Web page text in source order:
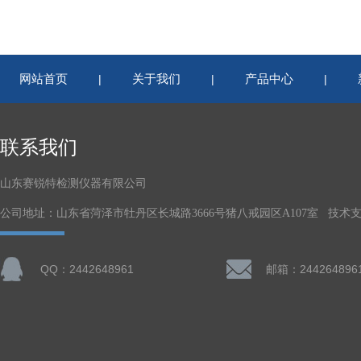
网站首页 | 关于我们 | 产品中心 |
联系我们
山东赛锐特检测仪器有限公司
公司地址：山东省菏泽市牡丹区长城路3666号猪八戒园区A107室 技术
QQ：2442648961 邮箱：